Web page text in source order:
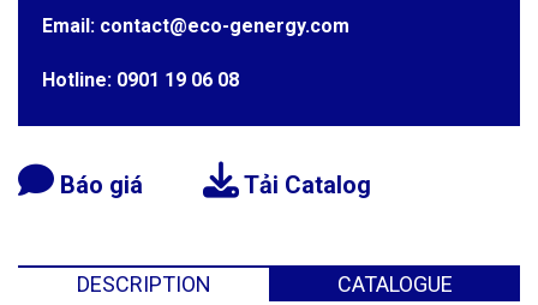
Email: contact@eco-genergy.com
Hotline: 0901 19 06 08
Báo giá Tải Catalog
DESCRIPTION CATALOGUE